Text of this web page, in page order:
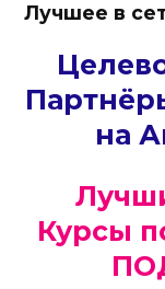
Лучшее в
на
Курсы